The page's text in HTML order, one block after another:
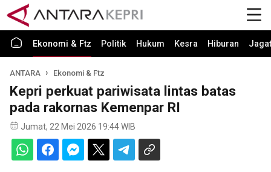
Ekonomi & Ftz Politik Hukum Kesra Hiburan Jagat
ANTARA Ekonomi & Ftz
Kepri perkuat pariwisata lintas batas
pada rakornas Kemenpar RI
Jumat, 22 Mei 2026 19:44 WIB